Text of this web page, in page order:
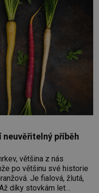
neuvěřitelný příběh
většina z nás
po většinu své historie
Je fialová, žlutá,
díky stovkám let